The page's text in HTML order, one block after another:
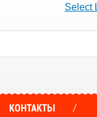
Select
КОНТАКТЫ